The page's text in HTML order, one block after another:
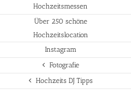
Hochzeitsmessen
Über 250 schöne
Hochzeitslocation
Instagram
Fotografie
Hochzeits DJ Tipps